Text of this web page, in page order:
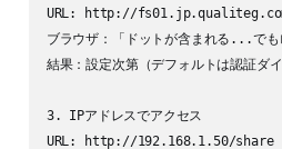
URL: http://
ブラウザ：「ドットが含まれる...でも
結果：設定次第（デフォルトは認証ダイ
3. IPアドレスでアクセス
URL: http://192.168.1.50/share